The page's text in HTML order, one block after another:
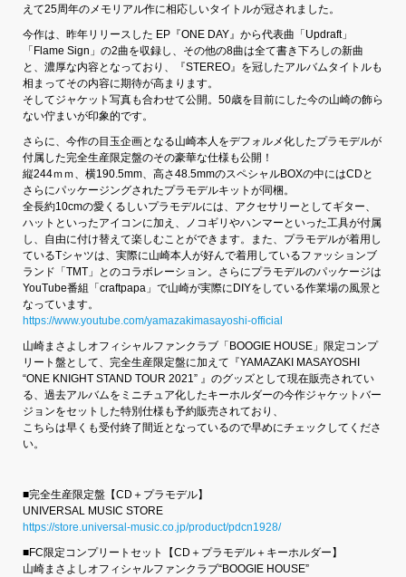
えて25周年のメモリアル作に相応しいタイトルが冠されました。
今作は、昨年リリースした EP『ONE DAY』から代表曲「Updraft」
「Flame Sign」の2曲を収録し、その他の8曲は全て書き下ろしの新曲
と、濃厚な内容となっており、『STEREO』を冠したアルバムタイトルも
相まってその内容に期待が高まります。
そしてジャケット写真も合わせて公開。50歳を目前にした今の山崎の飾ら
ない佇まいが印象的です。
さらに、今作の目玉企画となる山崎本人をデフォルメ化したプラモデルが
付属した完全生産限定盤のその豪華な仕様も公開！
縦244ｍｍ、横190.5mm、高さ48.5mmのスペシャルBOXの中にはCDと
さらにパッケージングされたプラモデルキットが同梱。
全長約10cmの愛くるしいプラモデルには、アクセサリーとしてギター、
ハットといったアイコンに加え、ノコギリやハンマーといった工具が付属
し、自由に付け替えて楽しむことができます。また、プラモデルが着用し
ているTシャツは、実際に山崎本人が好んで着用しているファッションブ
ランド「TMT」とのコラボレーション。さらにプラモデルのパッケージは
YouTube番組「craftpapa」で山崎が実際にDIYをしている作業場の風景と
なっています。
https://www.youtube.com/yamazakimasayoshi-official
山崎まさよしオフィシャルファンクラブ「BOOGIE HOUSE」限定コンプ
リート盤として、完全生産限定盤に加えて『YAMAZAKI MASAYOSHI
“ONE KNIGHT STAND TOUR 2021” 』のグッズとして現在販売されてい
る、過去アルバムをミニチュア化したキーホルダーの今作ジャケットバー
ジョンをセットした特別仕様も予約販売されており、
こちらは早くも受付終了間近となっているので早めにチェックしてくださ
い。
■完全生産限定盤【CD＋プラモデル】
UNIVERSAL MUSIC STORE
https://store.universal-music.co.jp/product/pdcn1928/
■FC限定コンプリートセット【CD＋プラモデル＋キーホルダー】
山崎まさよしオフィシャルファンクラブ“BOOGIE HOUSE”